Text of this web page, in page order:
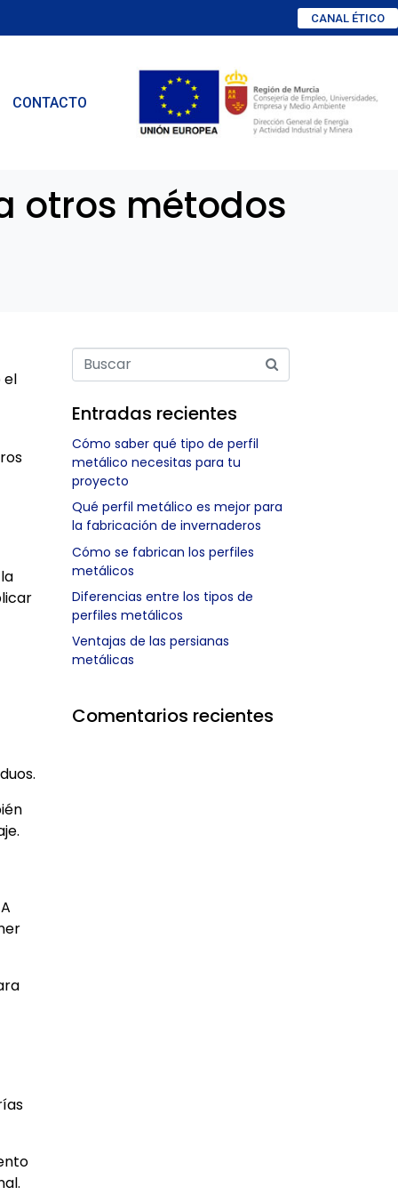
CANAL ÉTICO
CONTACTO
otros métodos
el
Entradas recientes
Cómo saber qué tipo de perfil
metálico necesitas para tu
proyecto
Qué perfil metálico es mejor para
la fabricación de invernaderos
Cómo se fabrican los perfiles
metálicos
Diferencias entre los tipos de
perfiles metálicos
Ventajas de las persianas
metálicas
Comentarios recientes